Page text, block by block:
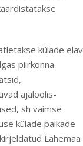
külade
piirkonna
ajaloolis-
sh vaimse
külade paikade
Lahemaa